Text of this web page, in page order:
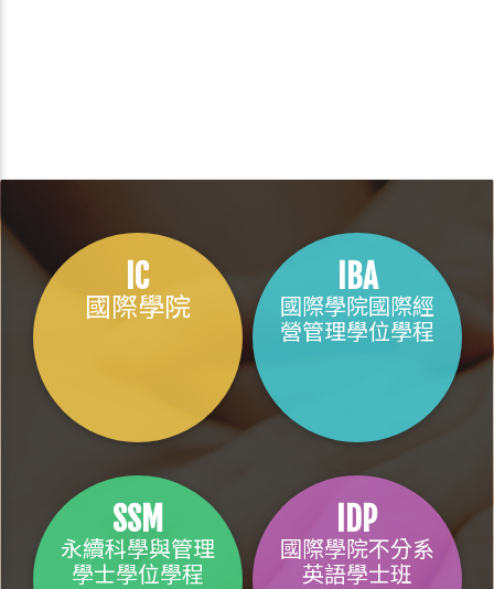
IC
國際學院
IBA
國際學院國際經
營管理學位學程
SSM
永續科學與管理
學士學位學程
IDP
國際學院不分系
英語學士班